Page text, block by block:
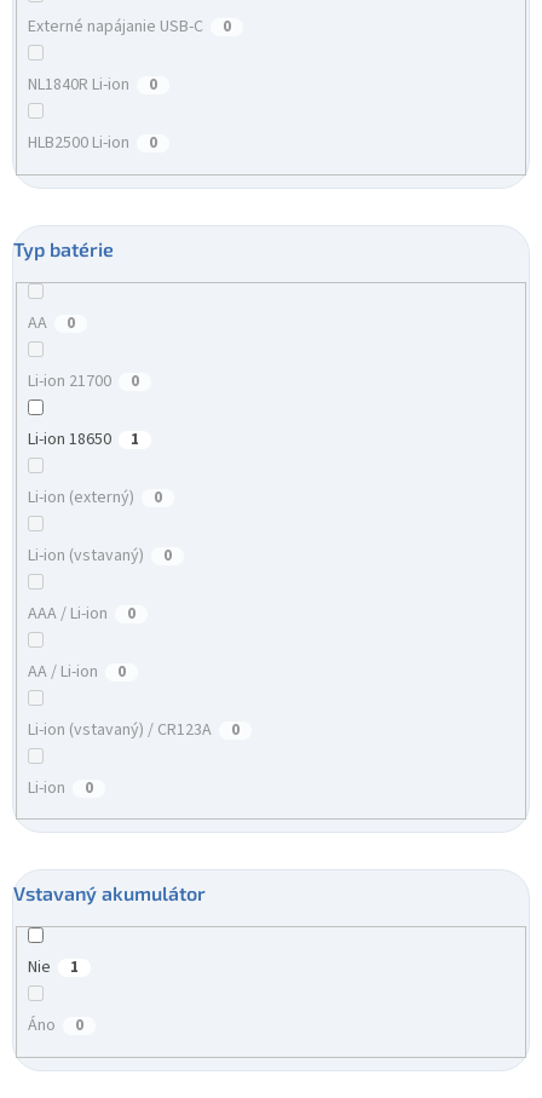
Externé napájanie USB-C 0
NL1840R Li-ion 0
HLB2500 Li-ion 0
Typ batérie
AA 0
Li-ion 21700 0
Li-ion 18650 1
Li-ion (externý) 0
Li-ion (vstavaný) 0
AAA / Li-ion 0
AA / Li-ion 0
Li-ion (vstavaný) / CR123A 0
Li-ion 0
Vstavaný akumulátor
Nie 1
Áno 0